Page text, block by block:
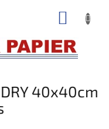
40x40cm